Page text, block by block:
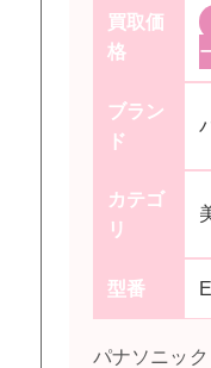
買取価
格
ブラン
ド
カテゴ
リ
型番
パナソニッ